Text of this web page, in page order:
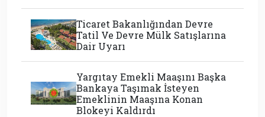
Ticaret Bakanlığından Devre
Tatil Ve Devre Mülk Satışlarına
Dair Uyarı
Yargıtay Emekli Maaşını Başka
Bankaya Taşımak İsteyen
Emeklinin Maaşına Konan
Blokeyi Kaldırdı